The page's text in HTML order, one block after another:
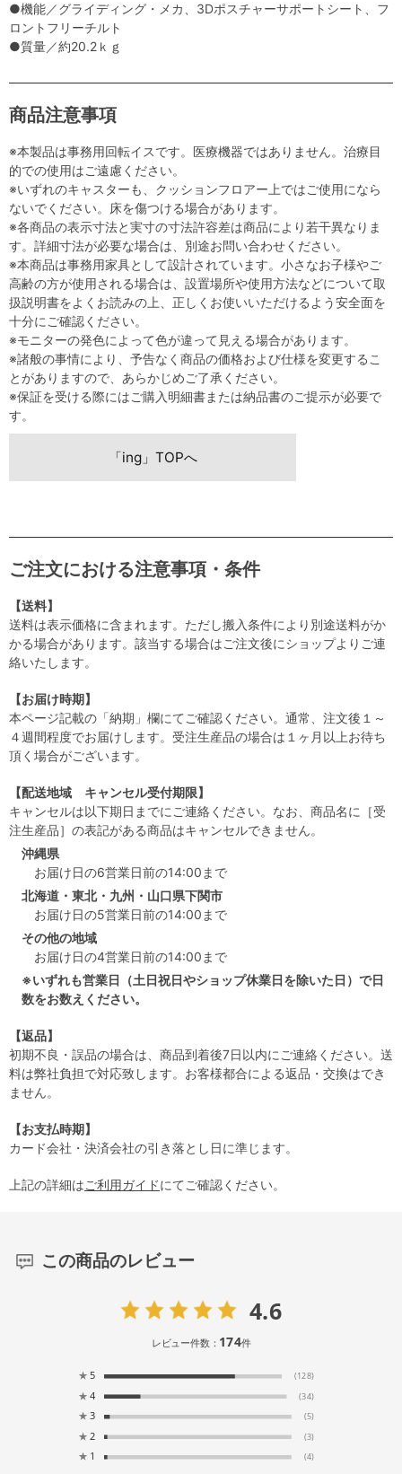
●機能／グライディング・メカ、3Dポスチャーサポートシート、フ
ロントフリーチルト
●質量／約20.2ｋｇ
商品注意事項
※本製品は事務用回転イスです。医療機器ではありません。治療目
的での使用はご遠慮ください。
※いずれのキャスターも、クッションフロアー上ではご使用になら
ないでください。床を傷つける場合があります。
※各商品の表示寸法と実寸の寸法許容差は商品により若干異なりま
す。詳細寸法が必要な場合は、別途お問い合わせください。
※本商品は事務用家具として設計されています。小さなお子様やご
高齢の方が使用される場合は、設置場所や使用方法などについて取
扱説明書をよくお読みの上、正しくお使いいただけるよう安全面を
十分にご確認ください。
※モニターの発色によって色が違って見える場合があります。
※諸般の事情により、予告なく商品の価格および仕様を変更するこ
とがありますので、あらかじめご了承ください。
※保証を受ける際にはご購入明細書または納品書のご提示が必要で
す。
「ing」TOPへ
ご注文における注意事項・条件
【送料】
送料は表示価格に含まれます。ただし搬入条件により別途送料がか
かる場合があります。該当する場合はご注文後にショップよりご連
絡いたします。
【お届け時期】
本ページ記載の「納期」欄にてご確認ください。通常、注文後１～
４週間程度でお届けします。受注生産品の場合は１ヶ月以上お待ち
頂く場合がございます。
【配送地域 キャンセル受付期限】
キャンセルは以下期日までにご連絡ください。なお、商品名に［受
注生産品］の表記がある商品はキャンセルできません。
沖縄県
お届け日の6営業日前の14:00まで
北海道・東北・九州・山口県下関市
お届け日の5営業日前の14:00まで
その他の地域
お届け日の4営業日前の14:00まで
※いずれも営業日（土日祝日やショップ休業日を除いた日）で日
数をお数えください。
【返品】
初期不良・誤品の場合は、商品到着後7日以内にご連絡ください。送
料は弊社負担で対応致します。お客様都合による返品・交換はでき
ません。
【お支払時期】
カード会社・決済会社の引き落とし日に準じます。
上記の詳細はご利用ガイドにてご確認ください。
この商品のレビュー
4.6
レビュー件数： 174件
★ 5 (128)
★ 4 (34)
★ 3 (5)
★ 2 (3)
★ 1 (4)